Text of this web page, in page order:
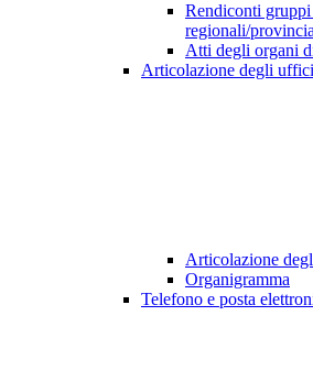
Rendiconti
regionali/
Atti degli organi
Articolazione degli uffici
Articolazione
Organigramma
Telefono e posta